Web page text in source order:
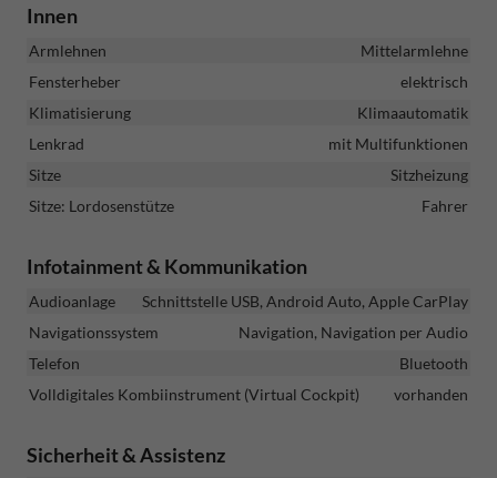
Innen
Armlehnen
Mittelarmlehne
Fensterheber
elektrisch
Klimatisierung
Klimaautomatik
Lenkrad
mit Multifunktionen
Sitze
Sitzheizung
Sitze: Lordosenstütze
Fahrer
Infotainment & Kommunikation
Audioanlage
Schnittstelle USB, Android Auto, Apple CarPlay
Navigationssystem
Navigation, Navigation per Audio
Telefon
Bluetooth
Volldigitales Kombiinstrument (Virtual Cockpit)
vorhanden
Sicherheit & Assistenz